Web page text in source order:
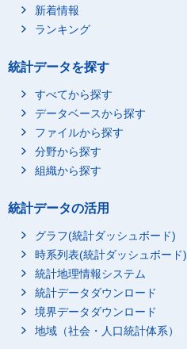
新着情報
ランキング
統計データを探す
すべてから探す
データベースから探す
ファイルから探す
分野から探す
組織から探す
統計データの活用
グラフ(統計ダッシュボード)
時系列表(統計ダッシュボード)
統計地理情報システム
統計データダウンロード
境界データダウンロード
地域（社会・人口統計体系）